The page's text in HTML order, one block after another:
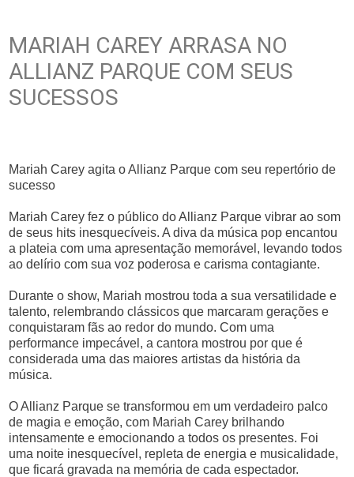
MARIAH CAREY ARRASA NO
ALLIANZ PARQUE COM SEUS
SUCESSOS
Mariah Carey agita o Allianz Parque com seu repertório de
sucesso
Mariah Carey fez o público do Allianz Parque vibrar ao som
de seus hits inesquecíveis. A diva da música pop encantou
a plateia com uma apresentação memorável, levando todos
ao delírio com sua voz poderosa e carisma contagiante.
Durante o show, Mariah mostrou toda a sua versatilidade e
talento, relembrando clássicos que marcaram gerações e
conquistaram fãs ao redor do mundo. Com uma
performance impecável, a cantora mostrou por que é
considerada uma das maiores artistas da história da
música.
O Allianz Parque se transformou em um verdadeiro palco
de magia e emoção, com Mariah Carey brilhando
intensamente e emocionando a todos os presentes. Foi
uma noite inesquecível, repleta de energia e musicalidade,
que ficará gravada na memória de cada espectador.